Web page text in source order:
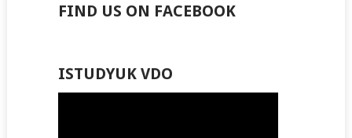
FIND US ON FACEBOOK
ISTUDYUK VDO